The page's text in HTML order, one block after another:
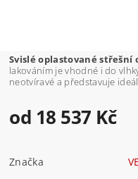
Svislé oplastované střešní
lakováním je vhodné i do
neotvíravé a představuje
od 18 537 Kč
Značka